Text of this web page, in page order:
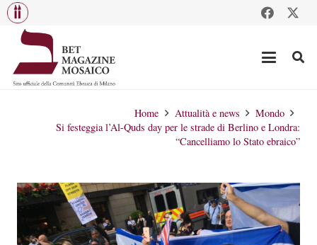
Home Attualità e news
Mondo
Si festeggia l’Al-Quds day per le strade di Berlino e Londra:
“Cancelliamo lo Stato ebraico”